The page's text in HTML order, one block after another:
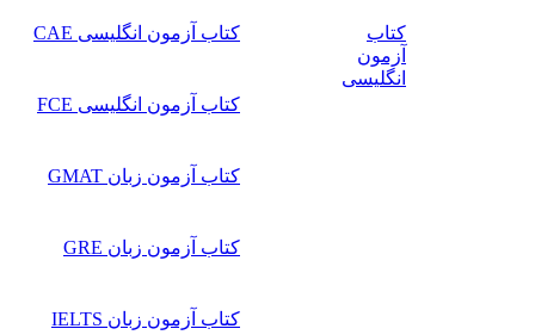
کتاب
آزمون
انگلیسی
کتاب آزمون انگلیسی CAE
کتاب آزمون انگلیسی FCE
کتاب آزمون زبان GMAT
کتاب آزمون زبان GRE
کتاب آزمون زبان IELTS